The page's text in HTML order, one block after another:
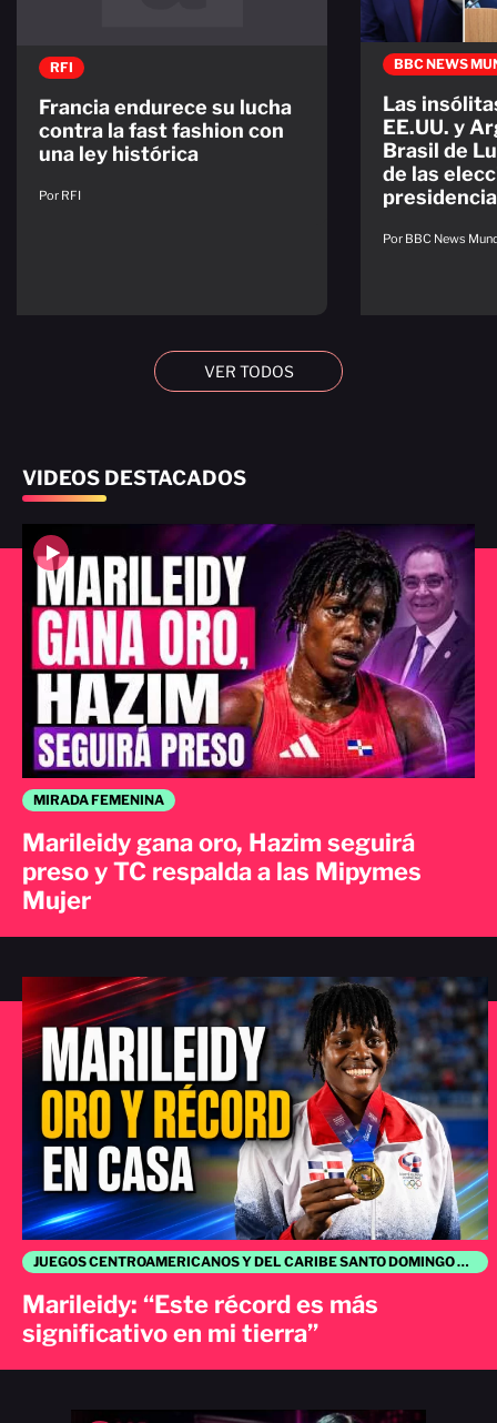
RFI
Francia endurece su lucha
contra la fast fashion con
una ley histórica
Por RFI
BBC NEWS
Las
EE.UU. y
Brasil de
de las
Por BBC News
VER TODOS
VIDEOS DESTACADOS
JUEGOS CENTROAMERICANOS Y DEL CARIBE SANTO DOMINGO 2026
Marileidy: “Este récord es más
significativo en mi tierra”
MIRADA FEMENINA
Marileidy gana oro, Hazim seguirá
preso y TC respalda a las Mipymes
Mujer